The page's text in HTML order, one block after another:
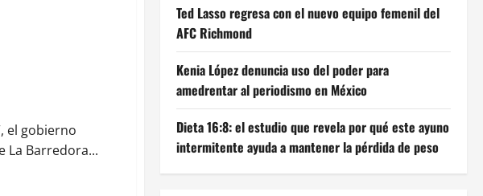
el gobierno
La Barredora...
Ted Lasso regresa con el nuevo equipo femenil del
AFC Richmond
Kenia López denuncia uso del poder para
amedrentar al periodismo en México
Dieta 16:8: el estudio que revela por qué este ayuno
intermitente ayuda a mantener la pérdida de peso